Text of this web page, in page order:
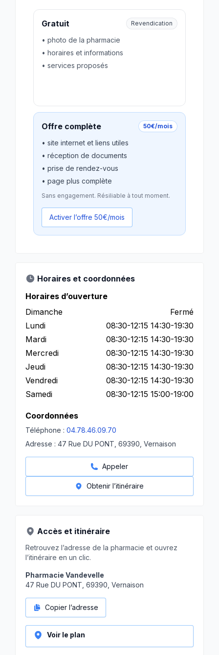
Gratuit Revendication
• photo de la pharmacie
• horaires et informations
• services proposés
Offre complète 50€/mois
• site internet et liens utiles
• réception de documents
• prise de rendez-vous
• page plus complète
Sans engagement. Résiliable à tout moment.
Activer l’offre 50€/mois
Horaires et coordonnées
Horaires d’ouverture
Dimanche
Fermé
Lundi
08:30-12:15 14:30-19:30
Mardi
08:30-12:15 14:30-19:30
Mercredi
08:30-12:15 14:30-19:30
Jeudi
08:30-12:15 14:30-19:30
Vendredi
08:30-12:15 14:30-19:30
Samedi
08:30-12:15 15:00-19:00
Coordonnées
Téléphone : 04.78.46.09.70
Adresse : 47 Rue DU PONT, 69390, Vernaison
Appeler
Obtenir l’itinéraire
Accès et itinéraire
Retrouvez l’adresse de la pharmacie et ouvrez
l’itinéraire en un clic.
Pharmacie Vandevelle
47 Rue DU PONT, 69390, Vernaison
Copier l’adresse
Voir le plan